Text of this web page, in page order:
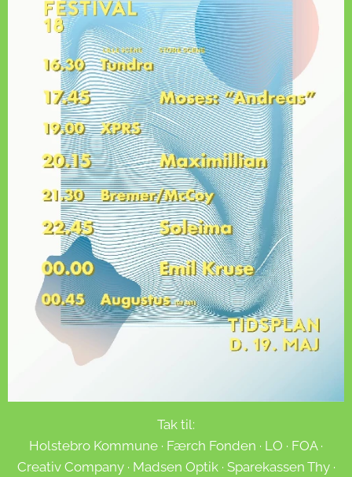
Tak til:
Holstebro Kommune · Færch Fonden · LO · FOA ·
Creativ Company · Madsen Optik · Sparekassen Thy ·